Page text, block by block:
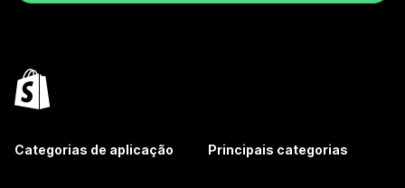
Categorias de aplicação Principais categorias